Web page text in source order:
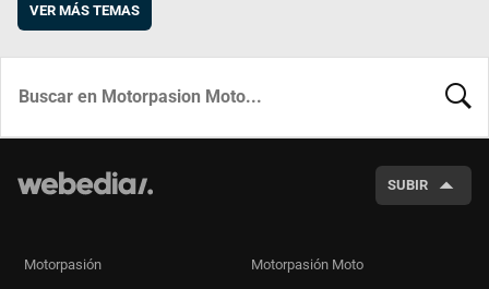
VER MÁS TEMAS
SUBIR
Motorpasión Motorpasión Moto